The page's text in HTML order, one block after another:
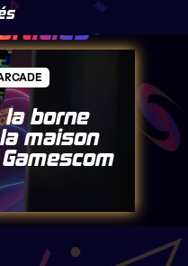
la borne
maison